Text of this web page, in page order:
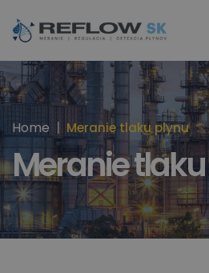
Home Meranie tlaku plynu
Meranie